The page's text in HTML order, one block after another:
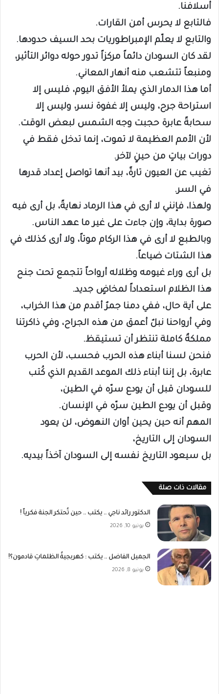
أسلافنا.
فالتابع لا يحرس أمن القارات.
والتابع لا يعلّم الإمبراطوريات بحد السيف حدودها.
لقد كان السودان دائماً مركزاً تدور حوله دوائر التأثير،
ومنبعاً تتشعب منه أنهار المعاني.
أما هذا الدمار الذي يملأ الأفق اليوم، فليس إلا
استراحة جرح، وليس إلا غفوة نسر، وليس إلا
سحابةً عابرة حجبت وجه الشمس لبعض الوقت.
لأن الأمم العظيمة لا تموت، إنما تدخل فقط في
دورات بياتٍ من حينٍ لآخر.
تغيب عن العيون تارةً، بيد أنها تواصل إعداد قدرها
في السر.
ولهذا، فإنني لا أرى في هذا الرماد نهايةً، بل أرى فيه
صورة بداية، وإن جاءت على غير ما عهد الناس.
وبالطبع لا أرى في هذا الركام موتاً، ولا أرى كذلك في
هذا الشتات ضياعاً.
بل أرى وراء غيومه وظلاله أرواحاً تتجمع تحت جنح
هذا الظلام استعداداً لمخاضٍ جديد.
على أية حال، ففي دمنا جمرٌ أقدم من هذا الخراب،
وفي أرواحنا نبلٌ أعمق من هذه الجراح، وفي ذاكرتنا
مملكةٌ كاملة تنتظر أن تستيقظ.
فنحن لسنا أبناء هذه الحرب فحسب، لأن الحرب
عابرة، بل إننا أبناء ذلك الموعد القديم الذي كُتب
للسودان قبل أن يودع سرّه في الطين،
وقبل أن يودع الطين سرّه في الإنسان.
المهم أنه حين يحين أوان النهوض، لن يعود
السودان إلى التاريخ،
بل سيعود التاريخ نفسه إلى السودان آخذاً بيديه.
مقالات ذات صلة
الدكتور رائد ناجي‎ .. يكتب .. حين تُحتكر الجنة فكرياً !
يونيو 10, 2026
الجميل الفاضل .. يكتب : كهربجيةُ الظلماتِ قادمون؟!
يونيو 8, 2026